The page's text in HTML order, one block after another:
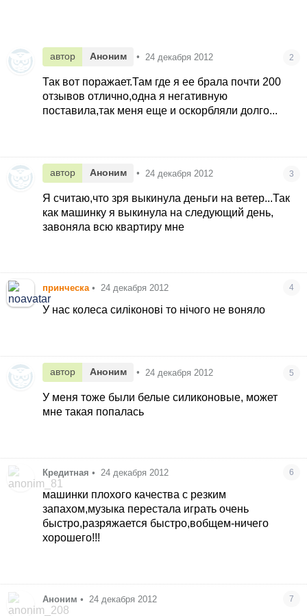
автор Аноним • 24 декабря 2012 2
Так вот поражает.Там где я ее брала почти 200
отзывов отлично,одна я негативную
поставила,так меня еще и оскорбляли долго...
автор Аноним • 24 декабря 2012 3
Я считаю,что зря выкинула деньги на ветер...Так
как машинку я выкинула на следующий день,
завоняла всю квартиру мне
принческа • 24 декабря 2012 4
У нас колеса силіконові то нічого не воняло
автор Аноним • 24 декабря 2012 5
У меня тоже были белые силиконовые, может
мне такая попалась
Кредитная • 24 декабря 2012 6
машинки плохого качества с резким
запахом,музыка перестала играть очень
быстро,разряжается быстро,вобщем-ничего
хорошего!!!
Аноним • 24 декабря 2012 7